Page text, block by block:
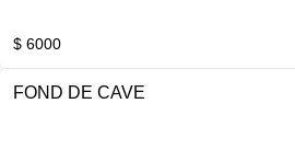
$ 6000
FOND DE CAVE